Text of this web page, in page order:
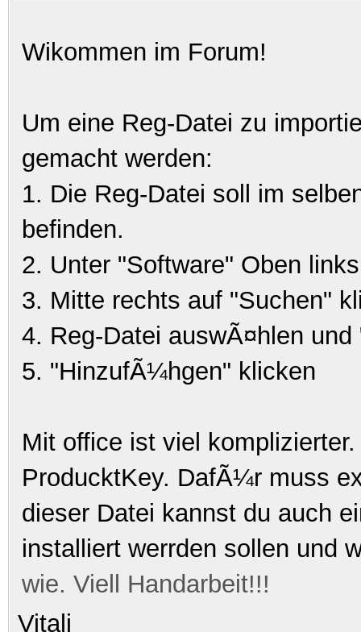
Wikommen im Forum!
Um eine Reg-Datei zu
gemacht werden:
1. Die Reg-Datei soll im
befinden.
2. Unter "Software" Oben
3. Mitte rechts auf "Suchen"
4. Reg-Datei auswÃ¤hlen
5. "HinzufÃ¼hgen" klicken
Mit office ist viel
ProducktKey. DafÃ¼r muss
dieser Datei kannst du auch
installiert werrden sollen und
wie. Viell Handarbeit!!!
Vitali